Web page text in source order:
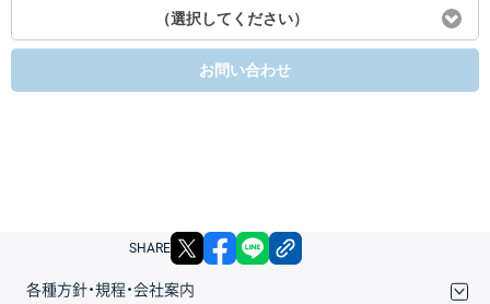
（選択してください）
お問い合わせ
SHARE X facebook
各種方針・規程・会社案内